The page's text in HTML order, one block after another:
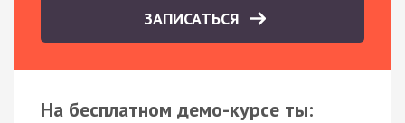
ЗАПИСАТЬСЯ
На бесплатном демо-курсе ты: